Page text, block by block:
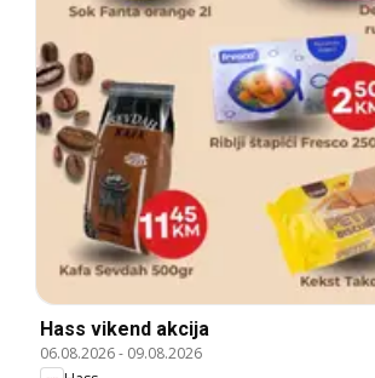
Hass vikend akcija
06.08.2026- 09.08.2026